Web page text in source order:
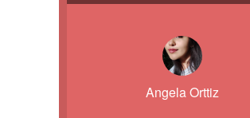
Angela Orttiz